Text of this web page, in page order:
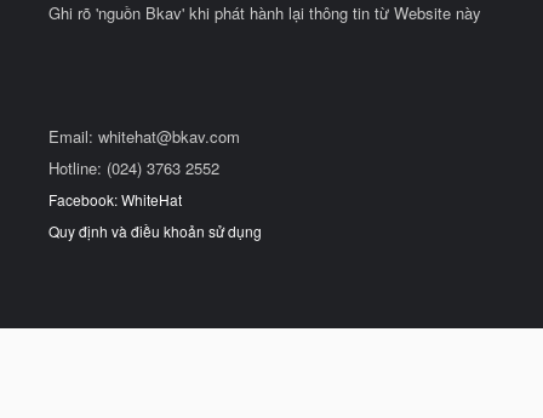
Ghi rõ 'nguồn Bkav' khi phát hành lại thông tin từ Website này
Email: whitehat@bkav.com
Hotline: (024) 3763 2552
Facebook: WhiteHat
Quy định và điều khoản sử dụng